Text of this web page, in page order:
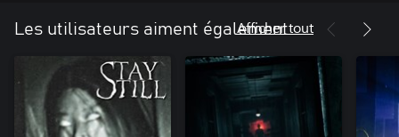
Les utilisateurs aiment également
Afficher tout